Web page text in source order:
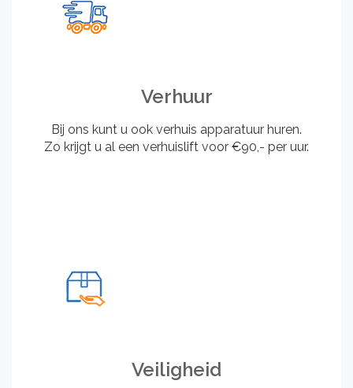
Verhuur
Bij ons kunt u ook verhuis apparatuur huren.
Zo krijgt u al een verhuislift voor €90,- per uur.
Veiligheid